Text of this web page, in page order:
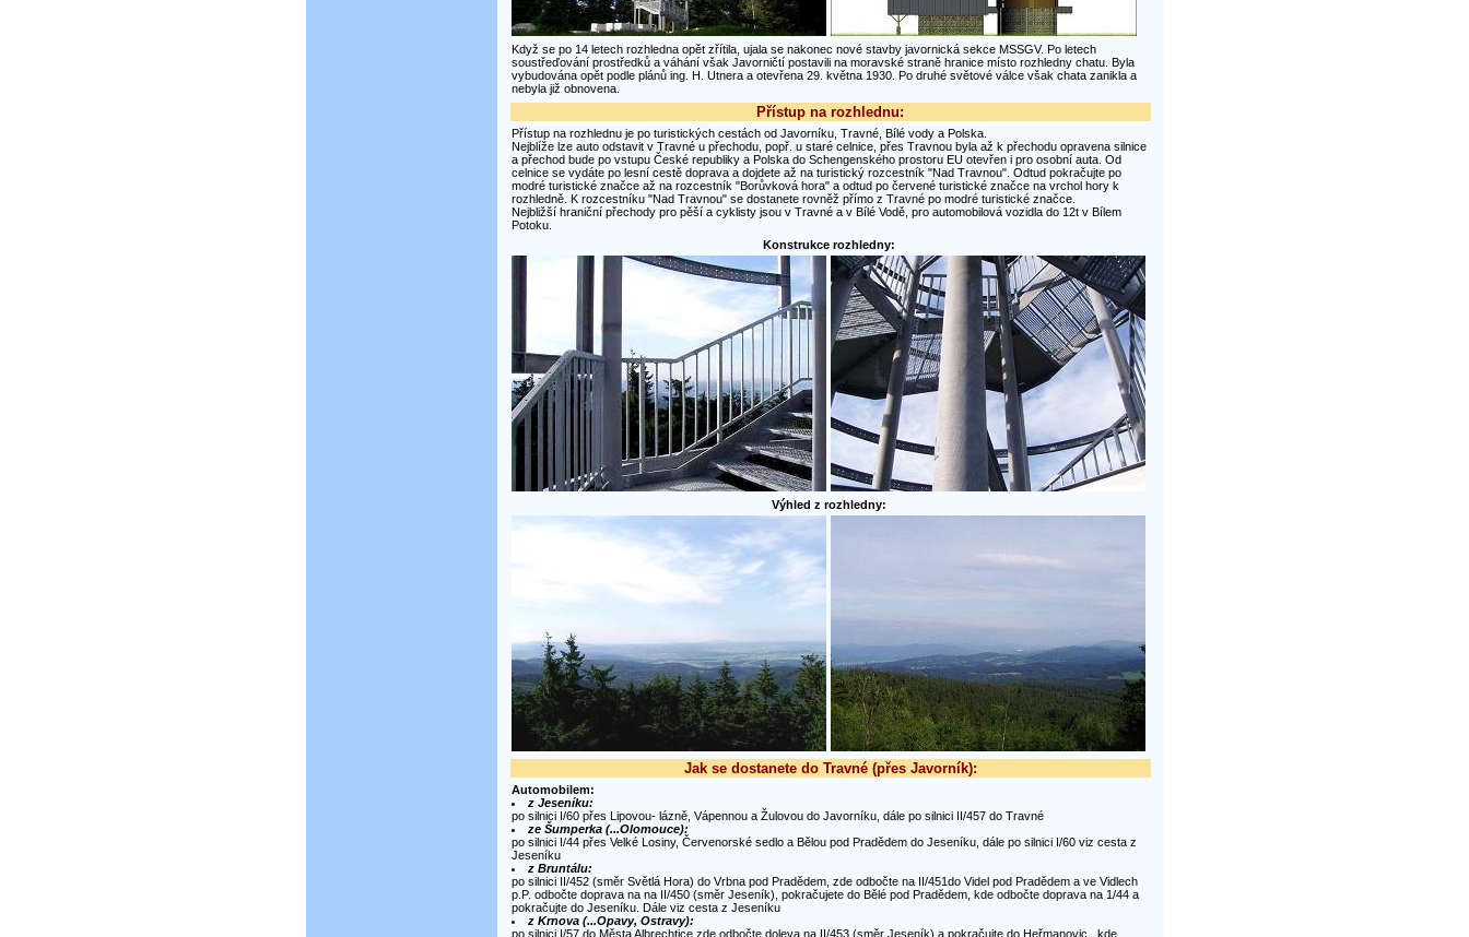
Když se po 14 letech rozhledna opět zřítila, ujala se nakonec nové stavby javornická sekce MSSGV. Po letech
soustřeďování prostředků a váhání však Javorničtí postavili na moravské straně hranice místo rozhledny chatu. Byla
vybudována opět podle plánů ing. H. Utnera a otevřena 29. května 1930. Po druhé světové válce však chata zanikla a
nebyla již obnovena.
Přístup na rozhlednu:
Přístup na rozhlednu je po turistických cestách od Javorníku, Travné, Bílé vody a Polska.
Nejblíže lze auto odstavit v Travné u přechodu, popř. u staré celnice, přes Travnou byla až k přechodu opravena silnice
a přechod bude po vstupu České republiky a Polska do Schengenského prostoru EU otevřen i pro osobní auta. Od
celnice se vydáte po lesní cestě doprava a dojdete až na turistický rozcestník "Nad Travnou". Odtud pokračujte po
modré turistické značce až na rozcestník "Borůvková hora" a odtud po červené turistické značce na vrchol hory k
rozhledně. K rozcestníku "Nad Travnou" se dostanete rovněž přímo z Travné po modré turistické značce.
Nejbližší hraniční přechody pro pěší a cyklisty jsou v Travné a v Bílé Vodě, pro automobilová vozidla do 12t v Bílem
Potoku.
Konstrukce rozhledny:
Výhled z rozhledny:
Jak se dostanete do Travné (přes Javorník):
Automobilem:
z Jeseníku:
po silnici I/60 přes Lipovou- lázně, Vápennou a Žulovou do Javorníku, dále po silnici II/457 do Travné
ze Šumperka (...Olomouce):
po silnici I/44 přes Velké Losiny, Červenorské sedlo a Bělou pod Pradědem do Jeseníku, dále po silnici I/60 viz cesta z
Jeseníku
z Bruntálu:
po silnici II/452 (směr Světlá Hora) do Vrbna pod Pradědem, zde odbočte na II/451do Videl pod Pradědem a ve Vidlech
p.P. odbočte doprava na na II/450 (směr Jeseník), pokračujete do Bělé pod Pradědem, kde odbočte doprava na 1/44 a
pokračujte do Jeseníku. Dále viz cesta z Jeseníku
z Krnova (...Opavy, Ostravy):
po silnici I/57 do Města Albrechtice zde odbočte doleva na II/453 (směr Jeseník) a pokračujte do Heřmanovic , kde